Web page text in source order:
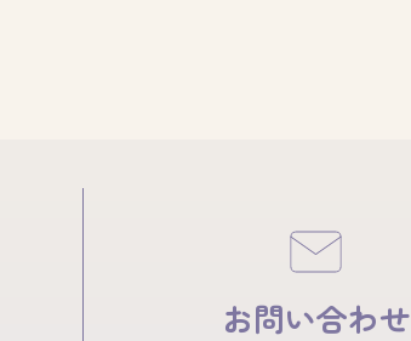
お問い合わせ